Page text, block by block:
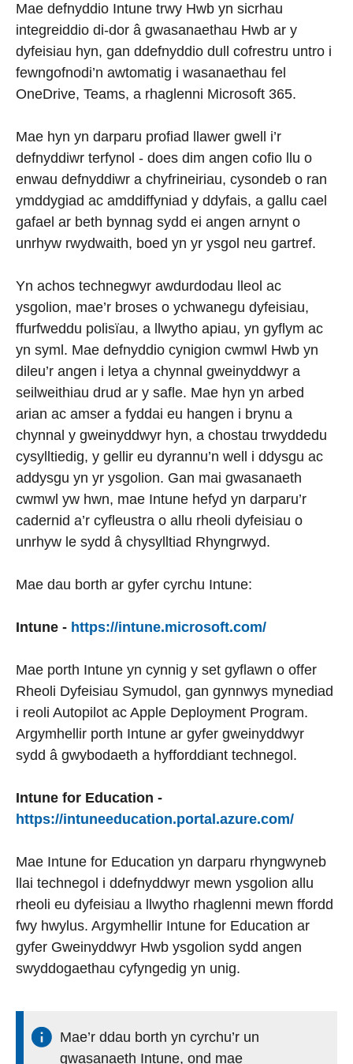
Mae defnyddio Intune trwy Hwb yn sicrhau
integreiddio di-dor â gwasanaethau Hwb ar y
dyfeisiau hyn, gan ddefnyddio dull cofrestru untro i
fewngofnodi’n awtomatig i wasanaethau fel
OneDrive, Teams, a rhaglenni Microsoft 365.
Mae hyn yn darparu profiad llawer gwell i’r
defnyddiwr terfynol - does dim angen cofio llu o
enwau defnyddiwr a chyfrineiriau, cysondeb o ran
ymddygiad ac amddiffyniad y ddyfais, a gallu cael
gafael ar beth bynnag sydd ei angen arnynt o
unrhyw rwydwaith, boed yn yr ysgol neu gartref.
Yn achos technegwyr awdurdodau lleol ac
ysgolion, mae’r broses o ychwanegu dyfeisiau,
ffurfweddu polisïau, a llwytho apiau, yn gyflym ac
yn syml. Mae defnyddio cynigion cwmwl Hwb yn
dileu’r angen i letya a chynnal gweinyddwyr a
seilweithiau drud ar y safle. Mae hyn yn arbed
arian ac amser a fyddai eu hangen i brynu a
chynnal y gweinyddwyr hyn, a chostau trwyddedu
cysylltiedig, y gellir eu dyrannu’n well i ddysgu ac
addysgu yn yr ysgolion. Gan mai gwasanaeth
cwmwl yw hwn, mae Intune hefyd yn darparu’r
cadernid a’r cyfleustra o allu rheoli dyfeisiau o
unrhyw le sydd â chysylltiad Rhyngrwyd.
Mae dau borth ar gyfer cyrchu Intune:
Intune - https://intune.microsoft.com/
Mae porth Intune yn cynnig y set gyflawn o offer
Rheoli Dyfeisiau Symudol, gan gynnwys mynediad
i reoli Autopilot ac Apple Deployment Program.
Argymhellir porth Intune ar gyfer gweinyddwyr
sydd â gwybodaeth a hyfforddiant technegol.
Intune for Education -
https://intuneeducation.portal.azure.com/
Mae Intune for Education yn darparu rhyngwyneb
llai technegol i ddefnyddwyr mewn ysgolion allu
rheoli eu dyfeisiau a llwytho rhaglenni mewn ffordd
fwy hwylus. Argymhellir Intune for Education ar
gyfer Gweinyddwyr Hwb ysgolion sydd angen
swyddogaethau cyfyngedig yn unig.
Mae’r ddau borth yn cyrchu’r un
gwasanaeth Intune, ond mae